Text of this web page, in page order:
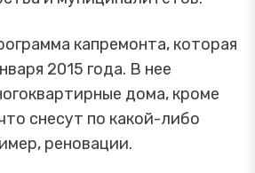
капремонта, которая
2015 года. В нее
дома, кроме
снесут по какой-либо
реновации.